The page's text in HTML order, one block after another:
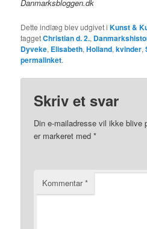
Danmarksbloggen.dk
Dette indlæg blev udgivet iKunst &
taggetChristian d. 2.,
Dyveke, Elisabeth,Holland,kvinder,
permalinket.
Skriv et svar
Din e-mailadresse vil ikke blive
er markeret med*
Kommentar*